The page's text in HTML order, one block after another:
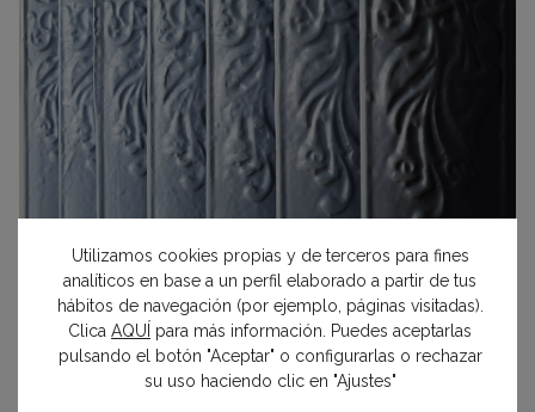
Los radiadores de hierro fundido
Aunque la modernidad calorífera arrasó con estos
imponentes elementos, aún quedan algunos
ejemplares de hermososradiadores de hierro
Utilizamos cookies propias y de terceros para fines
analíticos en base a un perfil elaborado a partir de tus
hábitos de navegación (por ejemplo, páginas visitadas).
Clica AQUÍ para más información. Puedes aceptarlas
pulsando el botón "Aceptar" o configurarlas o rechazar
su uso haciendo clic en "Ajustes"